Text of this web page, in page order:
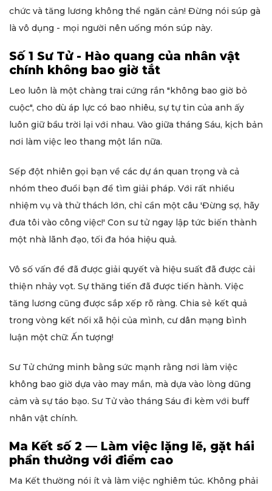
chức và tăng lương không thể ngăn cản! Đừng nói súp gà
là vô dụng - mọi người nên uống món súp này.
Số 1 Sư Tử - Hào quang của nhân vật
chính không bao giờ tắt
Leo luôn là một chàng trai cứng rắn "không bao giờ bỏ
cuộc", cho dù áp lực có bao nhiêu, sự tự tin của anh ấy
luôn giữ bầu trời lại với nhau. Vào giữa tháng Sáu, kịch bản
nơi làm việc leo thang một lần nữa.
Sếp đột nhiên gọi bạn về các dự án quan trọng và cả
nhóm theo đuổi bạn để tìm giải pháp. Với rất nhiều
nhiệm vụ và thử thách lớn, chỉ cần một câu 'Đừng sợ, hãy
đưa tôi vào công việc!' Con sư tử ngay lập tức biến thành
một nhà lãnh đạo, tối đa hóa hiệu quả.
Vô số vấn đề đã được giải quyết và hiệu suất đã được cải
thiện nhảy vọt. Sự thăng tiến đã được tiến hành. Việc
tăng lương cũng được sắp xếp rõ ràng. Chia sẻ kết quả
trong vòng kết nối xã hội của mình, cư dân mạng bình
luận một chữ: Ấn tượng!
Sư Tử chứng minh bằng sức mạnh rằng nơi làm việc
không bao giờ dựa vào may mắn, mà dựa vào lòng dũng
cảm và sự táo bạo. Sư Tử vào tháng Sáu đi kèm với buff
nhân vật chính.
Ma Kết số 2 — Làm việc lặng lẽ, gặt hái
phần thưởng với điểm cao
Ma Kết thường nói ít và làm việc nghiêm túc. Không phải